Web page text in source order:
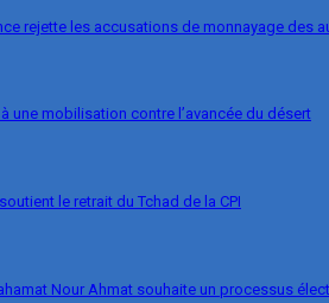
rejette les accusations de monnayage des
une mobilisation contre l’avancée du désert
le retrait du Tchad de la CPI
Nour Ahmat souhaite un processus